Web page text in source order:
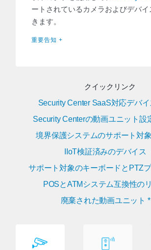
ートされているカメラおよびデバ
きます。
重要告知 +
クイックリンク
Security Center SaaS対応デバ
Security Centerの動画ユニット設
境界保護システムのサポート対
IIoT検証済みのデバイス
サポート対象のキーボードとPTZ
POSとATMシステム互換性の
廃棄された動画ユニット *